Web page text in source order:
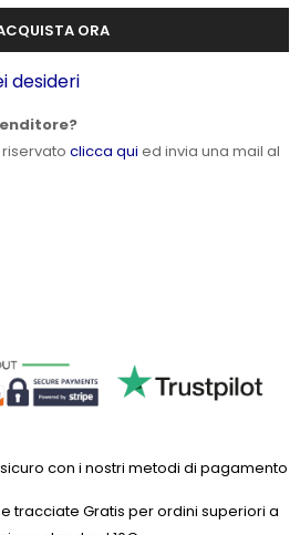
ORA
desideri
clicca qui ed invia una mail al
con i nostri metodi di pagamento
tracciate Gratis per ordini superiori a